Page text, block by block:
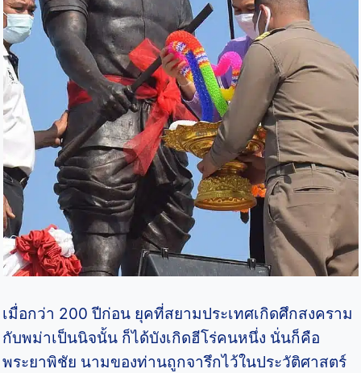
เมื่อกว่า 200 ปีก่อน ยุคที่สยามประเทศเกิดศึกสงคราม
กับพม่าเป็นนิจนั้น ก็ได้บังเกิดฮีโร่คนหนึ่ง นั่นก็คือ
พระยาพิชัย นามของท่านถูกจารึกไว้ในประวัติศาสตร์